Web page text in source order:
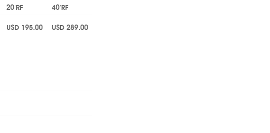
20’RF
40’RF
USD 195.00
USD 289.00